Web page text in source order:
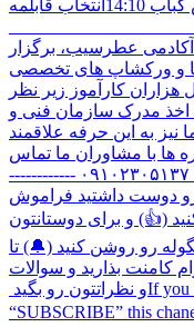
09:16چیدمان گوشت و سبزیجات تاس کباب 14:10انتخاب قابلمه
عطرسیب، برگزار
ها و ورکشاپ های تخصصی
کارآموز زیر نظر
اخذ مدرک سازمان فنی و
نیز به این حرفه علاقمند
ها با مشاوران ما تماس
بگیرید. ۴۴۹۶۱۸۵۰_۰۲۱ ۴۴۹۶۱۸۵۱_۰۲۱ ۰۹۱۰۲۳۰۵۱۳۷ ------------
رو دوست داشتید فراموش
(👍) و برای دوستانتون
رو روشن کنید (🔔) تا
کامنت بذارید و سوالات
و نظراتتون رو بگید ‏If you like this video don’t forget to
“SUBSCRIBE” this